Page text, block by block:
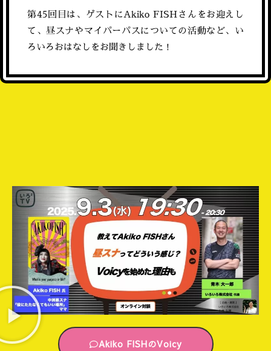
第45回目は、ゲストにAkiko FISHさんをお迎えし
て、昼スナやマイパーパスについての活動など、い
ろいろおはなしをお聞きしました！
Akiko FISHのVoicy